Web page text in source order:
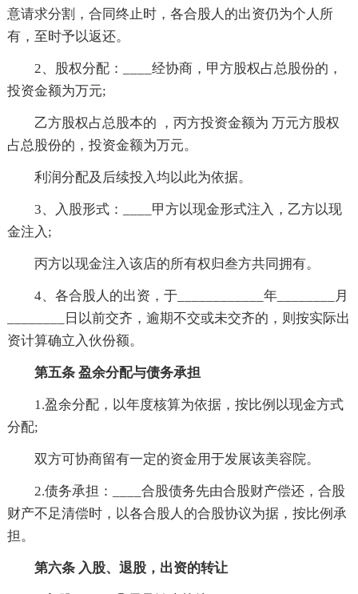
意请求分割，合同终止时，各合股人的出资仍为个人所
有，至时予以返还。
2、股权分配：____经协商，甲方股权占总股份的，
投资金额为万元;
乙方股权占总股本的 ，丙方投资金额为 万元方股权
占总股份的，投资金额为万元。
利润分配及后续投入均以此为依据。
3、入股形式：____甲方以现金形式注入，乙方以现
金注入;
丙方以现金注入该店的所有权归叁方共同拥有。
4、各合股人的出资，于____________年________月
________日以前交齐，逾期不交或未交齐的，则按实际出
资计算确立入伙份额。
第五条 盈余分配与债务承担
1.盈余分配，以年度核算为依据，按比例以现金方式
分配;
双方可协商留有一定的资金用于发展该美容院。
2.债务承担：____合股债务先由合股财产偿还，合股
财产不足清偿时，以各合股人的合股协议为据，按比例承
担。
第六条 入股、退股，出资的转让